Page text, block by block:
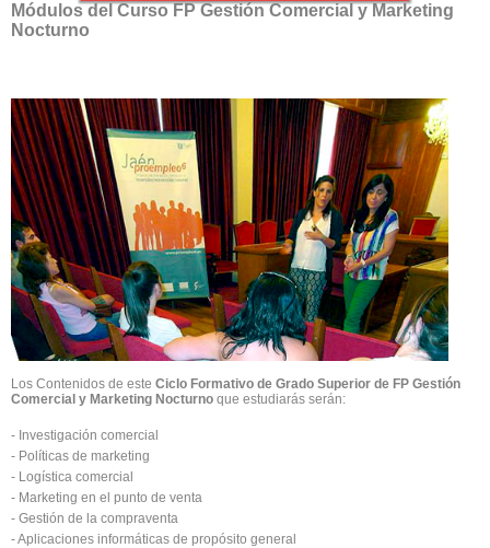
Módulos del Curso FP Gestión Comercial y Marketing
Nocturno
Los Contenidos de este Ciclo Formativo de Grado Superior de FP Gestión
Comercial y Marketing Nocturno que estudiarás serán:
- Investigación comercial
- Políticas de marketing
- Logística comercial
- Marketing en el punto de venta
- Gestión de la compraventa
- Aplicaciones informáticas de propósito general